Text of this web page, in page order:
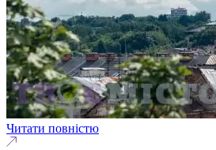
Читати повністю